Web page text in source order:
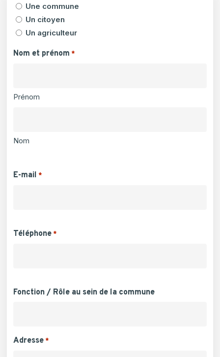
Une commune
Un citoyen
Un agriculteur
Nom et prénom *
Prénom
Nom
E-mail *
Téléphone *
Fonction / Rôle au sein de la commune
Adresse *